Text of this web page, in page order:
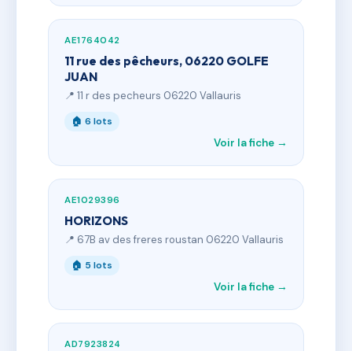
AE1764042
11 rue des pêcheurs, 06220 GOLFE
JUAN
📍 11 r des pecheurs 06220 Vallauris
🏠 6 lots
Voir la fiche →
AE1029396
HORIZONS
📍 67B av des freres roustan 06220 Vallauris
🏠 5 lots
Voir la fiche →
AD7923824